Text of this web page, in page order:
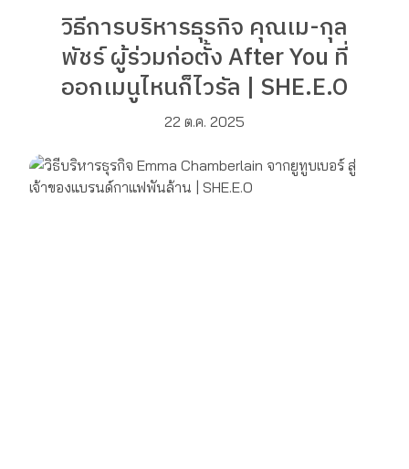
วิธีการบริหารธุรกิจ คุณเม-กุล
พัชร์ ผู้ร่วมก่อตั้ง After You ที่
ออกเมนูไหนก็ไวรัล | SHE.E.O
22 ต.ค. 2025